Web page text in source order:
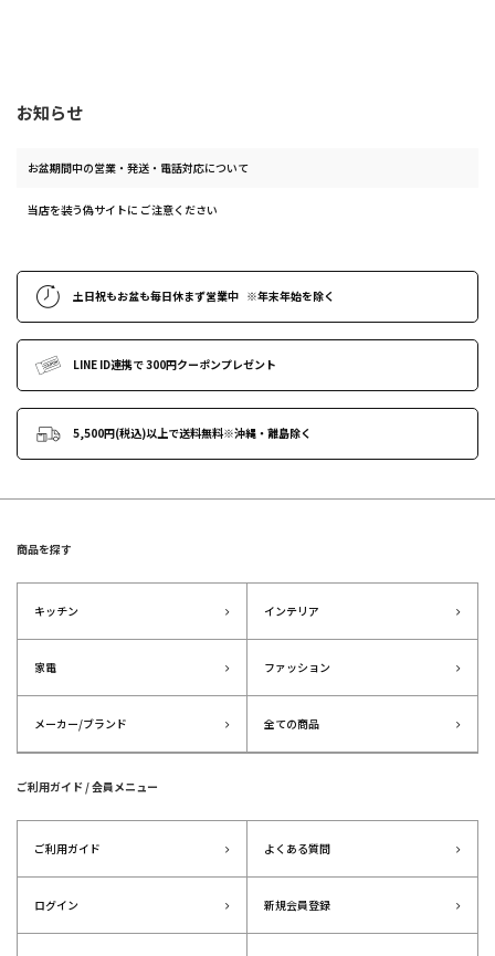
お知らせ
お盆期間中の営業・発送・電話対応について
当店を装う偽サイトに ご注意ください
土日祝もお盆も毎日休まず営業中 ※年末年始を除く
LINE ID連携で300円クーポンプレゼント
5,500円(税込)以上で送料無料※沖縄・離島除く
商品を探す
キッチン インテリア
家電 ファッション
メーカー/ブランド 全ての商品
ご利用ガイド / 会員メニュー
ご利用ガイド よくある質問
ログイン 新規会員登録